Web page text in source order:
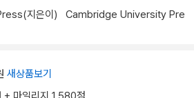
지은이)
Cambridge University Pre
새상품보기